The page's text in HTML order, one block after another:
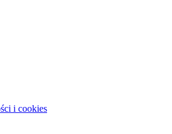
i cookies